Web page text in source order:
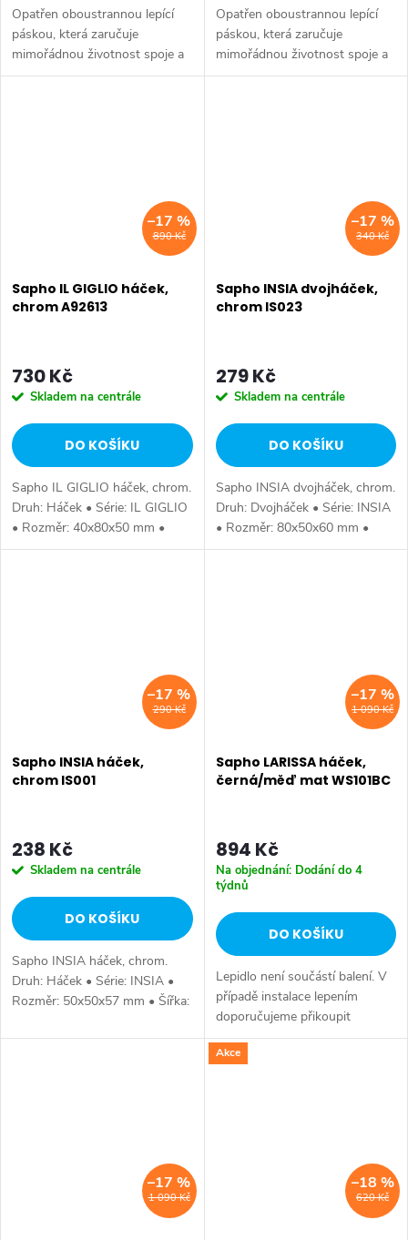
Opatřen oboustrannou lepící
páskou, která zaručuje
mimořádnou životnost spoje a
spolehlivě nahrazuje vruty pro
Opatřen oboustrannou lepící
páskou, která zaručuje
mimořádnou životnost spoje a
spolehlivě nahrazuje vruty pro
890 Kč
–17 %
Sapho IL GIGLIO háček,
chrom A92613
730 Kč
Skladem na centrále
DO KOŠÍKU
Sapho IL GIGLIO háček, chrom.
Druh: Háček • Série: IL GIGLIO
• Rozměr: 40x80x50 mm •
Šířka: 40 mm • Výška: 80 mm •
340 Kč
–17 %
Sapho INSIA dvojháček,
chrom IS023
279 Kč
Skladem na centrále
DO KOŠÍKU
Sapho INSIA dvojháček, chrom.
Druh: Dvojháček • Série: INSIA
• Rozměr: 80x50x60 mm •
Šířka: 80 mm • Výška: 50 mm •
290 Kč
–17 %
Sapho INSIA háček,
chrom IS001
238 Kč
Skladem na centrále
DO KOŠÍKU
Sapho INSIA háček, chrom.
Druh: Háček • Série: INSIA •
Rozměr: 50x50x57 mm • Šířka:
Hloubka: 57 mm • Barva:
1 090 Kč
–17 %
Sapho LARISSA háček,
černá/měď mat WS101BC
894 Kč
Na objednání: Dodání do 4
týdnů
DO KOŠÍKU
Lepidlo není součástí balení. V
případě instalace lepením
doporučujeme přikoupit
Upevňovací sadu pro lepení
(MS287) a Mamut lepidlo. Druh:
1 090 Kč
–17 %
Akce
620 Kč
–18 %